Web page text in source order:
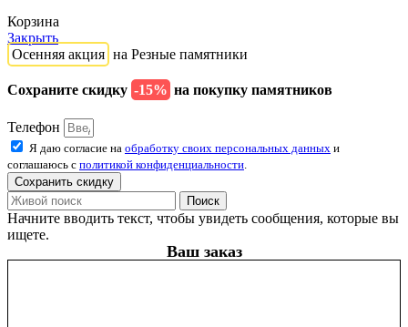
Корзина
Закрыть
Осенняя акция на Резные памятники
Сохраните скидку -15% на покупку памятников
Телефон
Я даю согласие на обработку своих персональных данных и
соглашаюсь с политикой конфиденциальности
Сохранить скидку
Поиск
Начните вводить текст, чтобы увидеть сообщения, которые вы
ищете.
Ваш заказ